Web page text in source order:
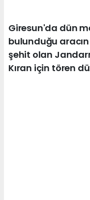
Giresun'da dün
bulunduğu
şehit olan
Kıran için tören